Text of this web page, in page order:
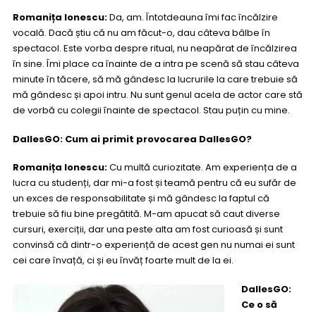
Romanița Ionescu:Da, am. Întotdeauna îmi fac încălzire
vocală. Dacă știu că nu am făcut-o, dau câteva bâlbe în
spectacol. Este vorba despre ritual, nu neapărat de încălzirea
în sine. Îmi place ca înainte de a intra pe scenă să stau câteva
minute în tăcere, să mă gândesc la lucrurile la care trebuie să
mă gândesc și apoi intru. Nu sunt genul acela de actor care stă
de vorbă cu colegii înainte de spectacol. Stau puțin cu mine.
DallesGO: Cum ai primit provocarea DallesGO?
Romanița Ionescu:Cu multă curiozitate. Am experiența de a
lucra cu studenți, dar mi-a fost și teamă pentru că eu sufăr de
un exces de responsabilitate și mă gândesc la faptul că
trebuie să fiu bine pregătită. M-am apucat să caut diverse
cursuri, exerciții, dar una peste alta am fost curioasă și sunt
convinsă că dintr-o experiență de acest gen nu numai ei sunt
cei care învață, ci și eu învăț foarte mult de la ei.
DallesGO:
Ce o să